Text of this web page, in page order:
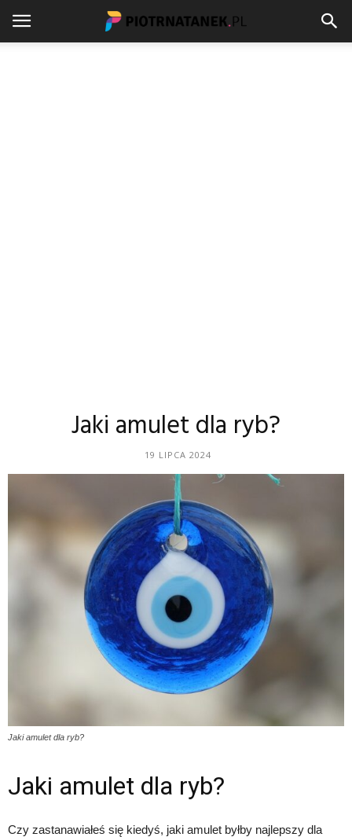
Jaki amulet dla ryb?
19 LIPCA 2024
Jaki amulet dla ryb?
Jaki amulet dla ryb?
Czy zastanawiałeś się kiedyś, jaki amulet byłby najlepszy dla